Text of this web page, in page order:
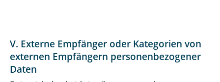
V. Externe Empfänger oder Kategorien von
externen Empfängern personenbezogener
Daten